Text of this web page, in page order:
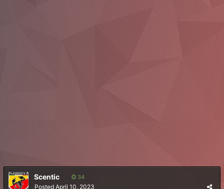
Scentic 34
Posted April 10, 2023